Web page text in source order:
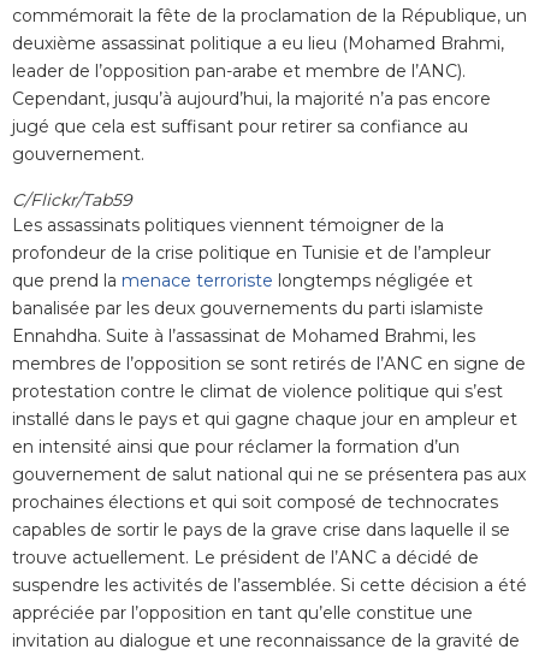
commémorait la fête de la proclamation de la République, un
deuxième assassinat politique a eu lieu (Mohamed Brahmi,
leader de l’opposition pan-arabe et membre de l’ANC).
Cependant, jusqu’à aujourd’hui, la majorité n’a pas encore
jugé que cela est suffisant pour retirer sa confiance au
gouvernement.
C/Flickr/Tab59
Les assassinats politiques viennent témoigner de la
profondeur de la crise politique en Tunisie et de l’ampleur
que prend la menace terroriste longtemps négligée et
banalisée par les deux gouvernements du parti islamiste
Ennahdha. Suite à l’assassinat de Mohamed Brahmi, les
membres de l’opposition se sont retirés de l’ANC en signe de
protestation contre le climat de violence politique qui s’est
installé dans le pays et qui gagne chaque jour en ampleur et
en intensité ainsi que pour réclamer la formation d’un
gouvernement de salut national qui ne se présentera pas aux
prochaines élections et qui soit composé de technocrates
capables de sortir le pays de la grave crise dans laquelle il se
trouve actuellement. Le président de l’ANC a décidé de
suspendre les activités de l’assemblée. Si cette décision a été
appréciée par l’opposition en tant qu’elle constitue une
invitation au dialogue et une reconnaissance de la gravité de